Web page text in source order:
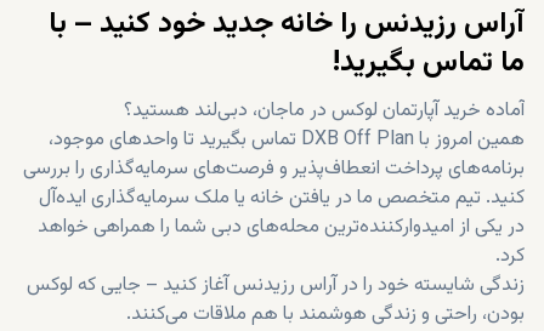
آراس رزیدنس را خانه جدید خود کنید – با
ما تماس بگیرید!
آماده خرید آپارتمان لوکس در ماجان، دبی‌لند هستید؟
همین امروز با DXB Off Plan تماس بگیرید تا واحدهای موجود،
برنامه‌های پرداخت انعطاف‌پذیر و فرصت‌های سرمایه‌گذاری را بررسی
کنید. تیم متخصص ما در یافتن خانه یا ملک سرمایه‌گذاری ایده‌آل
در یکی از امیدوارکننده‌ترین محله‌های دبی شما را همراهی خواهد
کرد.
زندگی شایسته خود را در آراس رزیدنس آغاز کنید – جایی که لوکس
بودن، راحتی و زندگی هوشمند با هم ملاقات می‌کنند.